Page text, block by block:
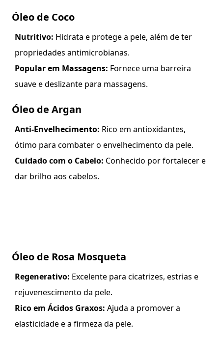
Óleo de Coco
Nutritivo: Hidrata e protege a pele, além de ter
propriedades antimicrobianas.
Popular em Massagens: Fornece uma barreira
suave e deslizante para massagens.
Óleo de Argan
Anti-Envelhecimento: Rico em antioxidantes,
ótimo para combater o envelhecimento da pele.
Cuidado com o Cabelo: Conhecido por fortalecer e
dar brilho aos cabelos.
Óleo de Rosa Mosqueta
Regenerativo: Excelente para cicatrizes, estrias e
rejuvenescimento da pele.
Rico em Ácidos Graxos: Ajuda a promover a
elasticidade e a firmeza da pele.